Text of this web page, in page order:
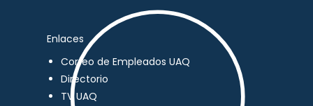
Enlaces
Correo de Empleados UAQ
Directorio
TV UAQ